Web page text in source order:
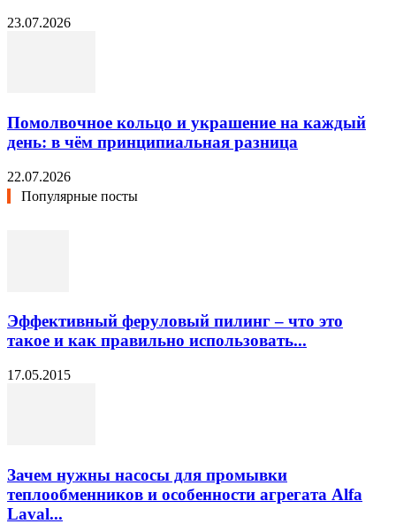
23.07.2026
Помолвочное кольцо и украшение на каждый
день: в чём принципиальная разница
22.07.2026
Популярные посты
Эффективный феруловый пилинг – что это
такое и как правильно использовать...
17.05.2015
Зачем нужны насосы для промывки
теплообменников и особенности агрегата Alfa
Laval...